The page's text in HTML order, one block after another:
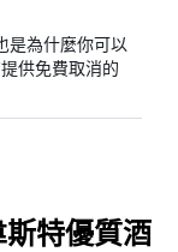
是為什麼你可以
供免費取消的
特優質酒